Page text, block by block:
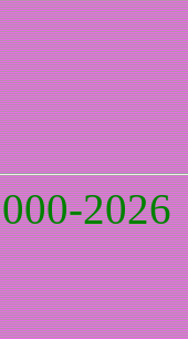
2026